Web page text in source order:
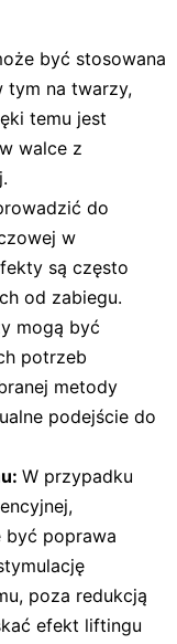
być stosowana
tym na twarzy,
temu jest
walce z
do
w
są często
od zabiegu.
mogą być
potrzeb
metody
podejście do
W przypadku
być poprawa
poza redukcją
efekt liftingu